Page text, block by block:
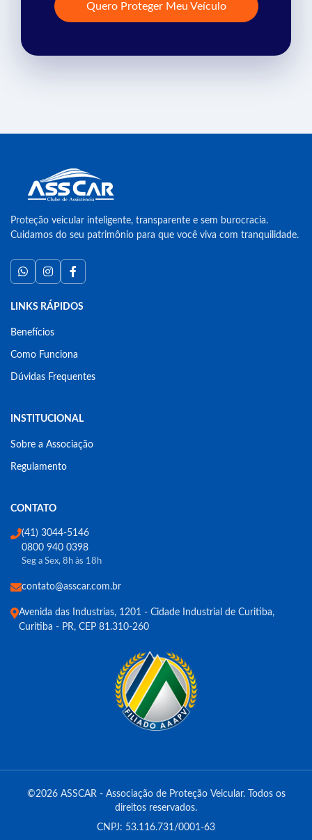
Quero Proteger Meu Veículo
Proteção veicular inteligente, transparente e sem burocracia.
Cuidamos do seu patrimônio para que você viva com tranquilidade.
LINKS RÁPIDOS
Benefícios
Como Funciona
Dúvidas Frequentes
INSTITUCIONAL
Sobre a Associação
Regulamento
CONTATO
(41) 3044-5146
0800 940 0398
Seg a Sex, 8h às 18h
contato@asscar.com.br
Avenida das Industrias, 1201 - Cidade Industrial de Curitiba,
Curitiba - PR, CEP 81.310-260
©2026 ASSCAR - Associação de Proteção Veicular. Todos os
direitos reservados.
CNPJ: 53.116.731/0001-63